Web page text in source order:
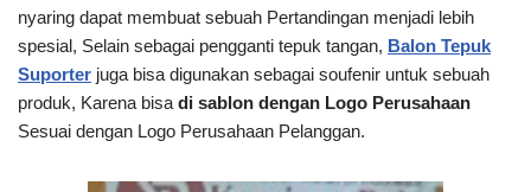
nyaring dapat membuat sebuah Pertandingan menjadi lebih
spesial, Selain sebagai pengganti tepuk tangan, Balon Tepuk
Suporter juga bisa digunakan sebagai soufenir untuk sebuah
produk, Karena bisa di sablon dengan Logo Perusahaan
Sesuai dengan Logo Perusahaan Pelanggan.